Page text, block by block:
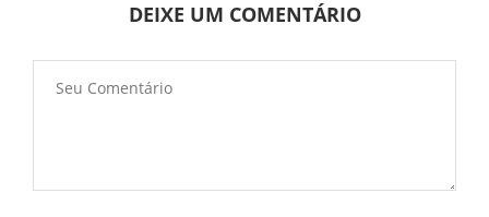
DEIXE UM COMENTÁRIO